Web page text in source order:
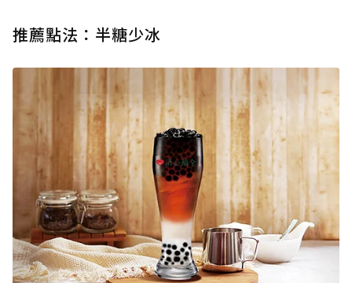
推薦點法：半糖少冰